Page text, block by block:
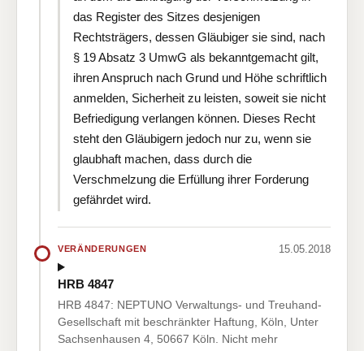
das Register des Sitzes desjenigen
Rechtsträgers, dessen Gläubiger sie sind, nach
§ 19 Absatz 3 UmwG als bekanntgemacht gilt,
ihren Anspruch nach Grund und Höhe schriftlich
anmelden, Sicherheit zu leisten, soweit sie nicht
Befriedigung verlangen können. Dieses Recht
steht den Gläubigern jedoch nur zu, wenn sie
glaubhaft machen, dass durch die
Verschmelzung die Erfüllung ihrer Forderung
gefährdet wird.
VERÄNDERUNGEN 15.05.2018
HRB 4847
HRB 4847: NEPTUNO Verwaltungs- und Treuhand-
Gesellschaft mit beschränkter Haftung, Köln, Unter
Sachsenhausen 4, 50667 Köln. Nicht mehr